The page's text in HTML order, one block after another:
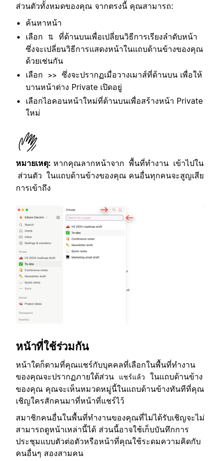
ส่วนตัวทั้งหมดของคุณ จากตรงนี้ คุณสามารถ:
ค้นหาหน้า
เลือก
⇅
ที่ด้านบนเพื่อเปลี่ยนวิธีการเรียงลำดับหน้า
ซึ่งจะเปลี่ยนวิธีการแสดงหน้าในแถบด้านข้างของคุณ
ด้วยเช่นกัน
เลือก
>>
ซึ่งจะปรากฏเมื่อวางเมาส์ที่ด้านบน เพื่อให้
บานหน้าต่าง Private เปิดอยู่
เลือกไอคอนหน้าใหม่ที่ด้านบนเพื่อสร้างหน้า Private
ใหม่
หมายเหตุ: หากคุณลากหน้าจาก พื้นที่ทำงาน เข้าไปใน
ส่วนตัว ในแถบด้านข้างของคุณ คนอื่นทุกคนจะสูญเสีย
การเข้าถึง
หน้าที่ใช้ร่วมกัน
หน้าใดก็ตามที่คุณแชร์กับบุคคลที่เลือกในพื้นที่ทำงาน
ของคุณจะปรากฏภายใต้ส่วน
แชร์แล้ว
ในแถบด้านข้าง
ของคุณ คุณจะเห็นหมวดหมู่นี้ในแถบด้านข้างทันทีที่คุณ
เชิญใครสักคนมาที่หน้าที่แชร์ไว้
สมาชิกคนอื่นในพื้นที่ทำงานของคุณที่ไม่ได้รับเชิญจะไม่
สามารถดูหน้าเหล่านี้ได้ ส่วนนี้อาจใช้เก็บบันทึกการ
ประชุมแบบตัวต่อตัวหรือหน้าที่คุณใช้ระดมความคิดกับ
คนอื่นๆ สองสามคน